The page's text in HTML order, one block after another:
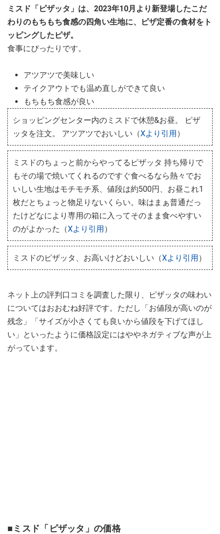
ミスド「ピザッタ」は、2023年10月より新登場したこだ
わりのもちもち食感の四角い生地に、ピザ定番の食材をト
ッピングしたピザ。
食事にぴったりです。
アツアツで美味しい
テイクアウトでも温め直しができて良い
もちもち食感が良い
ショッピングセンター内のミスドで休憩&お昼。 ピザ
ッタを注文。 アツアツでおいしい（Xより引用）
ミスドのちょっと前からやってるピザッタ 持ち帰りで
もその場で焼いてくれるのですぐ食べるなら熱々でお
いしい生地はモチモチ系、値段は約500円、お昼これ1
枚だとちょっと物足りないくらい。味はまぁ普通だっ
たけどなにより専用の箱に入ってそのまま食べやすい
のがよかった（Xより引用）
ミスドのピザッタ、お高いけどおいしい（Xより引用）
ネット上の評判口コミを調査した限り、ピザッタの味わい
についてはおおむね好評です。ただし「お値段が高いのが
残念」「サイズが小さくても良いから値段を下げてほし
い」といったように価格設定にはややネガティブな声が上
がっています。
■ミスド「ピザッタ」の価格